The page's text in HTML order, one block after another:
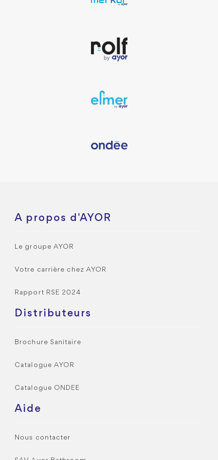
A propos d'AYOR
Le groupe AYOR
Votre carrière chez AYOR
Rapport RSE 2024
Distributeurs
Brochure Sanitaire
Catalogue AYOR
Catalogue ONDEE
Aide
Nous contacter